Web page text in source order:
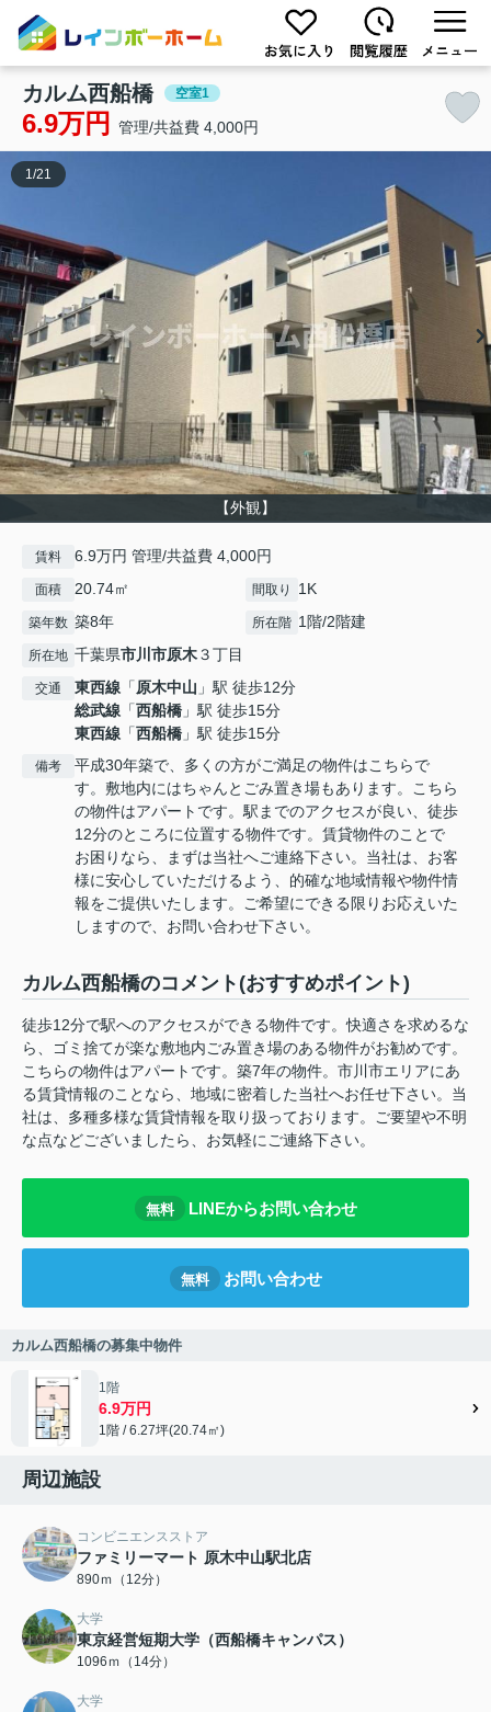
カルム西船橋 空室1
6.9万円 管理/共益費 4,000円
【外観】
1 /21
賃料 6.9万円 管理/共益費 4,000円
面積 20.74㎡ 間取り 1K
築年数 築8年 所在階 1階/2階建
所在地 千葉県市川市原木３丁目
交通 東西線 「原木中山 」駅 徒歩12分
総武線 「西船橋 」駅 徒歩15分
東西線 「西船橋 」駅 徒歩15分
備考
平成30年築で、多くの方がご満足の物件はこちらで
す。敷地内にはちゃんとごみ置き場もあります。こちら
の物件はアパートです。駅までのアクセスが良い、徒歩
12分のところに位置する物件です。賃貸物件のことで
お困りなら、まずは当社へご連絡下さい。当社は、お客
様に安心していただけるよう、的確な地域情報や物件情
報をご提供いたします。ご希望にできる限りお応えいた
しますので、お問い合わせ下さい。
カルム西船橋のコメント(おすすめポイント)
徒歩12分で駅へのアクセスができる物件です。快適さを求めるな
ら、ゴミ捨てが楽な敷地内ごみ置き場のある物件がお勧めです。
こちらの物件はアパートです。築7年の物件。市川市エリアにあ
る賃貸情報のことなら、地域に密着した当社へお任せ下さい。当
社は、多種多様な賃貸情報を取り扱っております。ご要望や不明
な点などございましたら、お気軽にご連絡下さい。
無料 LINEからお問い合わせ
無料 お問い合わせ
カルム西船橋の募集中物件
1階
6.9万円
1階 / 6.27坪(20.74㎡)
周辺施設
コンビニエンスストア
ファミリーマート 原木中山駅北店
890ｍ（12分）
大学
東京経営短期大学（西船橋キャンパス）
1096ｍ（14分）
大学